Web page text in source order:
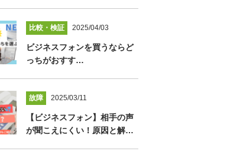
比較・検証 2025/04/03
ビジネスフォンを買うならど
っちがおすす…
故障 2025/03/11
【ビジネスフォン】相手の声
が聞こえにくい！原因と解…